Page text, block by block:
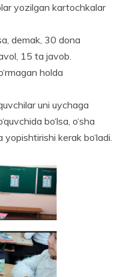
yozilgan kartochkalar
demak, 30 dona
15 ta javob.
holda
uni uychaga
bo‘lsa, o‘sha
yopishtirishi kerak bo‘ladi.